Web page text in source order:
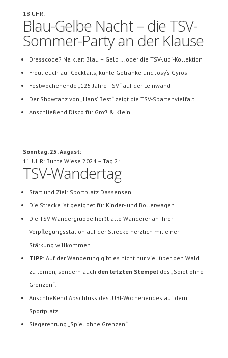
18 UHR:
Blau-Gelbe Nacht – die TSV-
Sommer-Party an der Klause
Dresscode? Na klar: Blau + Gelb … oder die TSV-Jubi-Kollektion
Freut euch auf Cocktails, kühle Getränke und Josy‘s Gyros
Festwochenende „125 Jahre TSV“ auf der Leinwand
Der Showtanz von „Hans‘ Best“ zeigt die TSV-Spartenvielfalt
Anschließend Disco für Groß & Klein
Sonntag, 25. August:
11 UHR: Bunte Wiese 2024 – Tag 2:
TSV-Wandertag
Start und Ziel: Sportplatz Dassensen
Die Strecke ist geeignet für Kinder- und Bollerwagen
Die TSV-Wandergruppe heißt alle Wanderer an ihrer
Verpflegungsstation auf der Strecke herzlich mit einer
Stärkung willkommen
TIPP: Auf der Wanderung gibt es nicht nur viel über den Wald
zu lernen, sondern auch den letzten Stempeldes „Spiel ohne
Grenzen“!
Anschließend Abschluss des JUBI-Wochenendes auf dem
Sportplatz
Siegerehrung „Spiel ohne Grenzen“